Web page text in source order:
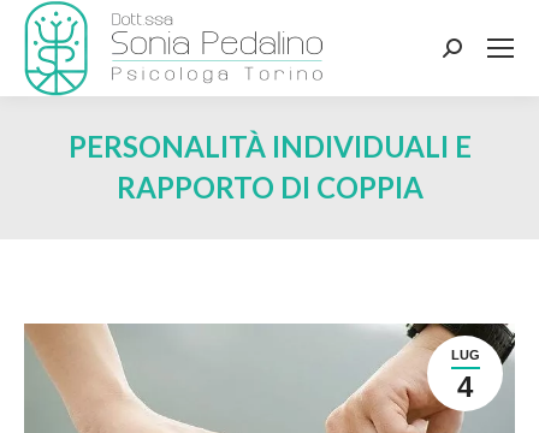
Search:
PERSONALITÀ INDIVIDUALI E
RAPPORTO DI COPPIA
LUG
4